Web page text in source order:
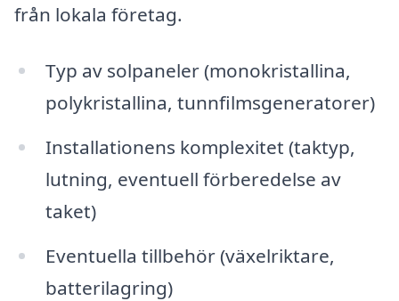
från lokala företag.
Typ av solpaneler (monokristallina,
polykristallina, tunnfilmsgeneratorer)
Installationens komplexitet (taktyp,
lutning, eventuell förberedelse av
taket)
Eventuella tillbehör (växelriktare,
batterilagring)